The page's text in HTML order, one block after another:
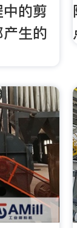
的剪
生的